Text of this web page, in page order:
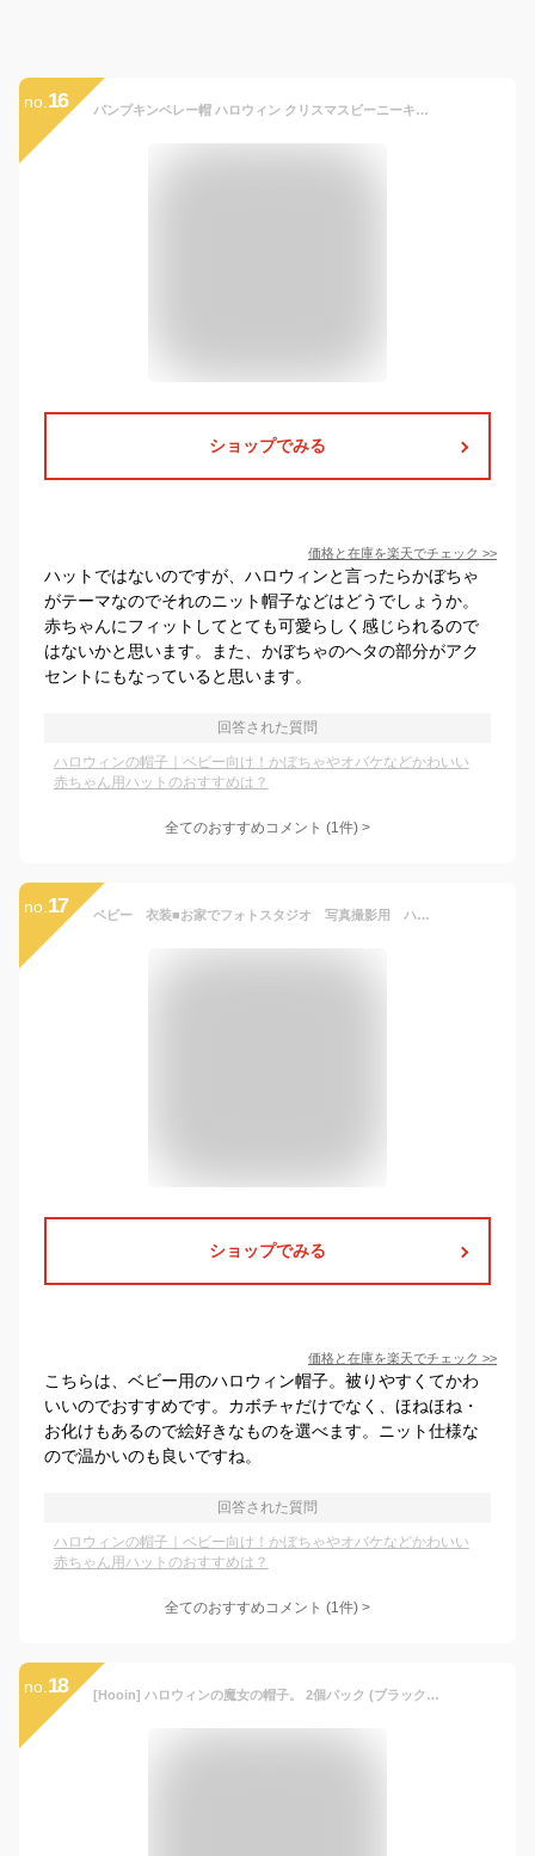
no. 16 パンプキンベレー帽 ハロウィン クリスマスビーニーキャップ ニット帽子 ぬいぐるみ かわいい 冬 暖かい かぎ針編みスキー帽子 ベビー大人用 キッズスタイル
ショップでみる
価格と在庫を楽天でチェック >>
ハットではないのですが、ハロウィンと言ったらかぼちゃ
がテーマなのでそれのニット帽子などはどうでしょうか。
赤ちゃんにフィットしてとても可愛らしく感じられるので
はないかと思います。また、かぼちゃのヘタの部分がアク
セントにもなっていると思います。
回答された質問
ハロウィンの帽子｜ベビー向け！かぼちゃやオバケなどかわいい
赤ちゃん用ハットのおすすめは？
全てのおすすめコメント (1件) >
no. 17 ベビー 衣装■お家でフォトスタジオ 写真撮影用 ハロウィンなりきりニット帽■ハロウィン 子供/なりきり キャップ/出産祝い/ベビー服/赤ちゃん/ベビー帽子/ニット帽/ハロウィン 衣装/誕生記念/記念撮影/ハロウィンパーティ/簡単仮装/新生児 衣装/ニューボーン【楽ギフ】
ショップでみる
価格と在庫を楽天でチェック >>
こちらは、ベビー用のハロウィン帽子。被りやすくてかわ
いいのでおすすめです。カボチャだけでなく、ほねほね・
お化けもあるので絵好きなものを選べます。ニット仕様な
ので温かいのも良いですね。
回答された質問
ハロウィンの帽子｜ベビー向け！かぼちゃやオバケなどかわいい
赤ちゃん用ハットのおすすめは？
全てのおすすめコメント (1件) >
no. 18 [Hooin] ハロウィンの魔女の帽子。 2個パック (ブラック&パープル)